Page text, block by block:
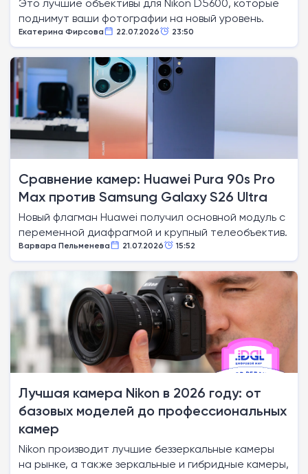
Это лучшие объективы для Nikon D5600, которые
поднимут ваши фотографии на новый уровень.
Екатерина Фирсова 22.07.2026 23:50
Сравнение камер: Huawei Pura 90s Pro
Max против Samsung Galaxy S26 Ultra
Новый флагман Huawei получил основной модуль с
переменной диафрагмой и крупный телеобъектив.
Варвара Пельменева 21.07.2026 15:52
Лучшая камера Nikon в 2026 году: от
базовых моделей до профессиональных
камер
Nikon производит лучшие беззеркальные камеры
на рынке, а также зеркальные и гибридные камеры,